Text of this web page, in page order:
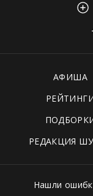
АФИША
РЕДАКЦИЯ
Нашли